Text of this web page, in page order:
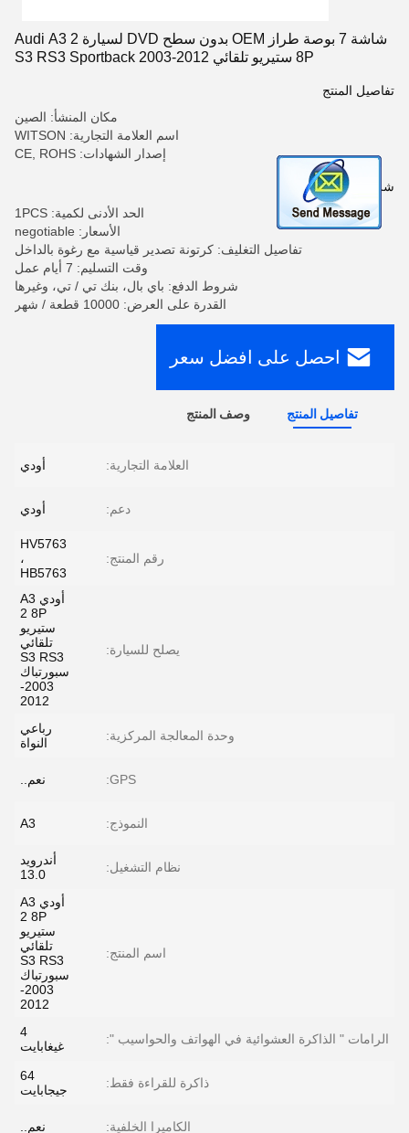
شاشة 7 بوصة طراز OEM بدون سطح DVD لسيارة Audi A3 2
8P ستيريو تلقائي S3 RS3 Sportback 2003-2012
تفاصيل المنتج
مكان المنشأ: الصين
اسم العلامة التجارية: WITSON
إصدار الشهادات: CE, ROHS
شروط الدفع والشحن
الحد الأدنى لكمية: 1PCS
الأسعار: negotiable
تفاصيل التغليف: كرتونة تصدير قياسية مع رغوة بالداخل
وقت التسليم: 7 أيام عمل
شروط الدفع: باي بال، بنك تي / تي، وغيرها
القدرة على العرض: 10000 قطعة / شهر
احصل على افضل سعر
تفاصيل المنتج وصف المنتج
العلامة التجارية: أودي
دعم: أودي
رقم المنتج:
HV5763
،
HB5763
يصلح للسيارة:
أودي A3
2 8P
ستيريو
تلقائي
S3 RS3
سبورتباك
2003-
2012
وحدة المعالجة المركزية:
رباعي
النواة
GPS: نعم..
النموذج: A3
نظام التشغيل:
أندرويد
13.0
اسم المنتج:
أودي A3
2 8P
ستيريو
تلقائي
S3 RS3
سبورتباك
2003-
2012
الرامات " الذاكرة العشوائية في الهواتف والحواسيب ":
4
غيغابايت
ذاكرة للقراءة فقط:
64
جيجابايت
الكاميرا الخلفية: نعم..